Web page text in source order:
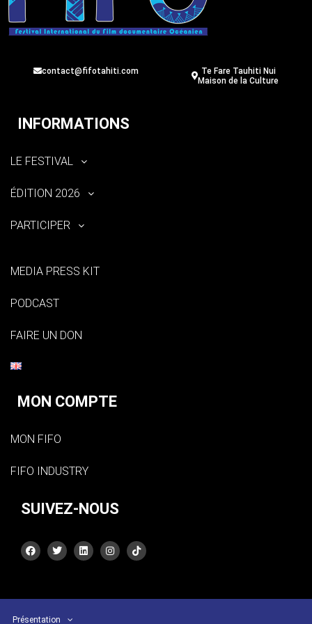
contact@fifotahiti.com
Te Fare Tauhiti Nui
Maison de la Culture
INFORMATIONS
LE FESTIVAL
ÉDITION 2026
PARTICIPER
MEDIA PRESS KIT
PODCAST
FAIRE UN DON
MON COMPTE
MON FIFO
FIFO INDUSTRY
SUIVEZ-NOUS
Présentation